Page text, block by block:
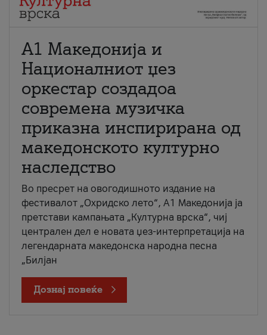
А1 Македонија и
Националниот џез
оркестар создадоа
современа музичка
приказна инспирирана од
македонското културно
наследство
Во пресрет на овогодишното издание на
фестивалот „Охридско лето“, А1 Македонија ја
претстави кампањата „Културна врска“, чиј
централен дел е новата џез-интерпретација на
легендарната македонска народна песна
„Билјан
Дознај повеќе